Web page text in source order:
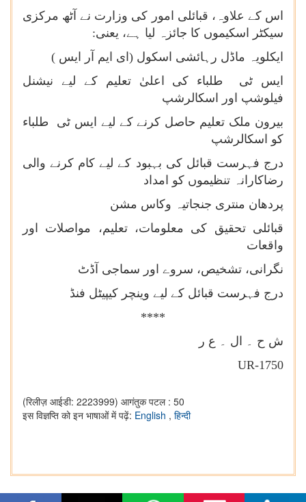
اس کے علاوہ، قبائلی امور کی وزارت نے آٹھ مرکزی
سیکٹر اسکیموں کا جائزہ لیا ہے، یعنی:
ایکلویہ ماڈل رہائشی اسکول (ای ایم آر ایس )
ایس ٹی طلباء کی اعلیٰ تعلیم کے لیے نیشنل
فیلوشپ اور اسکالرشپ
بیرون ملک تعلیم حاصل کرنے کے لیے ایس ٹی طلباء
کو اسکالرشپ
درج فہرست قبائل کی بہبود کے لیے کام کرنے والی
رضاکارانہ تنظیموں کو امداد
پردھان منتری جنجاتیہ وکاس مشن
قبائلی تحقیق کی معلومات، تعلیم، مواصلات اور
واقعات
نگرانی، تشخیص، سروے اور سماجی آڈٹ
درج فہرست قبائل کے لیے وینچر کیپیٹل فنڈ
****
ش ح ۔ ال ۔ ع ر
UR-1750
(रिलीज़ आईडी: 2223999) आगंतुक पटल : 50
इस विज्ञप्ति को इन भाषाओं में पढ़ें: English , हिन्दी